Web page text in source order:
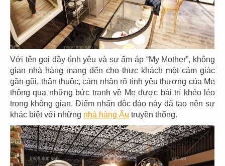
Với tên gọi đầy tình yêu và sự ấm áp “My Mother”, không
gian nhà hàng mang đến cho thực khách một cảm giác
gần gũi, thân thuộc, cảm nhận rõ tình yêu thương của Mẹ
thông qua những bức tranh về Mẹ được bài trí khéo léo
trong không gian. Điểm nhấn độc đáo này đã tạo nên sự
khác biệt với những nhà hàng Âu truyền thống.
THIẾT KẾ NHÀ HÀNG Ý CHEF
MAMMA'S
Chủ đầu tư: DNTN Thu Thuỳ
Diện tích: 200m2
Địa điểm: A43 Trường Sơn, P.4, Q. Tân Bình,
TP.HCM
CHI TIẾT